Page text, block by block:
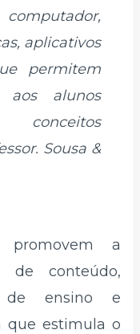
aplicativos
permitem
aos alunos
Sousa &
promovem a
de conteúdo,
de ensino e
que estimula o